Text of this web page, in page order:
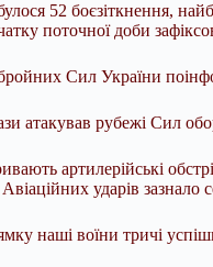
52 боєзіткнення,
поточної доби
Сил України
атакував рубежі Сил
артилерійські
ударів
наші воїни тричі